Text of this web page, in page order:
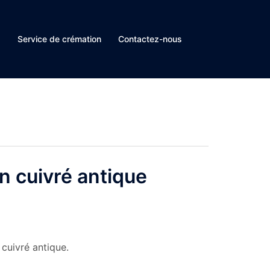
Service de crémation Contactez-nous
cuivré antique
antique.